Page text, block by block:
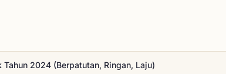
Tahun 2024 (Berpatutan, Ringan, Laju)